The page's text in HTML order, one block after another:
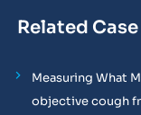
Related
Measuring What
objective cough